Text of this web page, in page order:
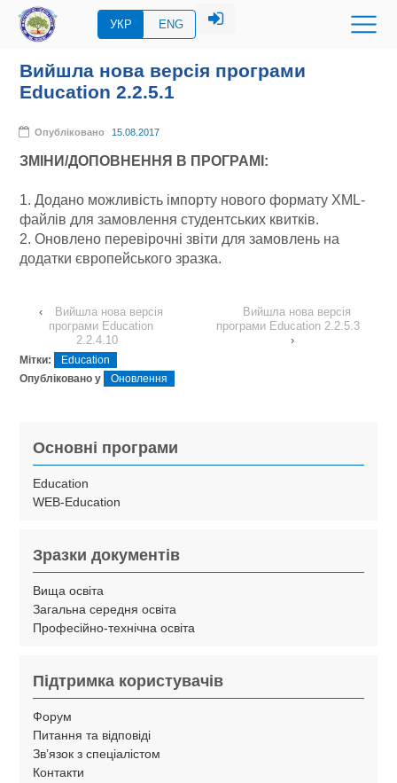
УКР ENG
Вийшла нова версія програми
Education 2.2.5.1
Опубліковано 15.08.2017
ЗМІНИ/ДОПОВНЕННЯ В ПРОГРАМІ:
1. Додано можливість імпорту нового формату XML-
файлів для замовлення студентських квитків.
2. Оновлено перевірочні звіти для замовлень на
додатки європейського зразка.
‹
Вийшла нова версія
програми Education
2.2.4.10
Вийшла нова версія
програми Education 2.2.5.3
›
Мітки:
Education
Опубліковано у
Оновлення
Основні програми
Education
WEB-Education
Зразки документів
Вища освіта
Загальна середня освіта
Професійно-технічна освіта
Підтримка користувачів
Форум
Питання та відповіді
Зв’язок з спеціалістом
Контакти